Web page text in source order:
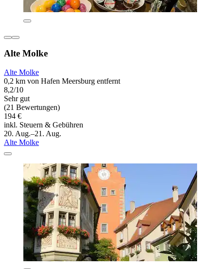
Alte Molke
Alte Molke
0,2 km von Hafen Meersburg entfernt
8,2/10
Sehr gut
(21 Bewertungen)
194 €
inkl. Steuern & Gebühren
20. Aug.–21. Aug.
Alte Molke